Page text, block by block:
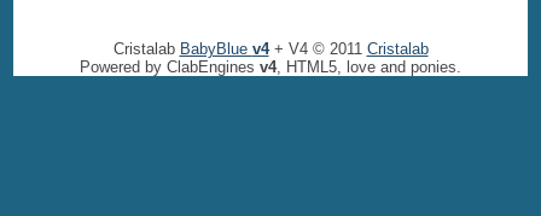
Cristalab BabyBlue v4+ V4 © 2011 Cristalab
Powered by ClabEngines v4, HTML5, love and ponies.